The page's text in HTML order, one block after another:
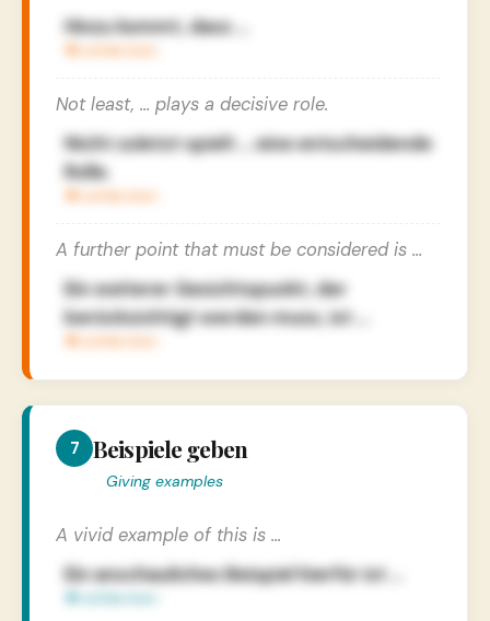
Hinzu kommt, dass …
Not least, … plays a decisive role.
Nicht zuletzt spielt … eine entscheidende
Rolle.
A further point that must be considered is …
Ein weiterer Gesichtspunkt, der
berücksichtigt werden muss, ist …
7 Beispiele geben
Giving examples
A vivid example of this is …
Ein anschauliches Beispiel hierfür ist …